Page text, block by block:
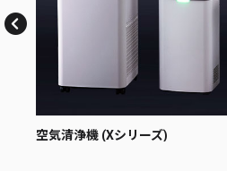
空気清浄機 (Xシリーズ)